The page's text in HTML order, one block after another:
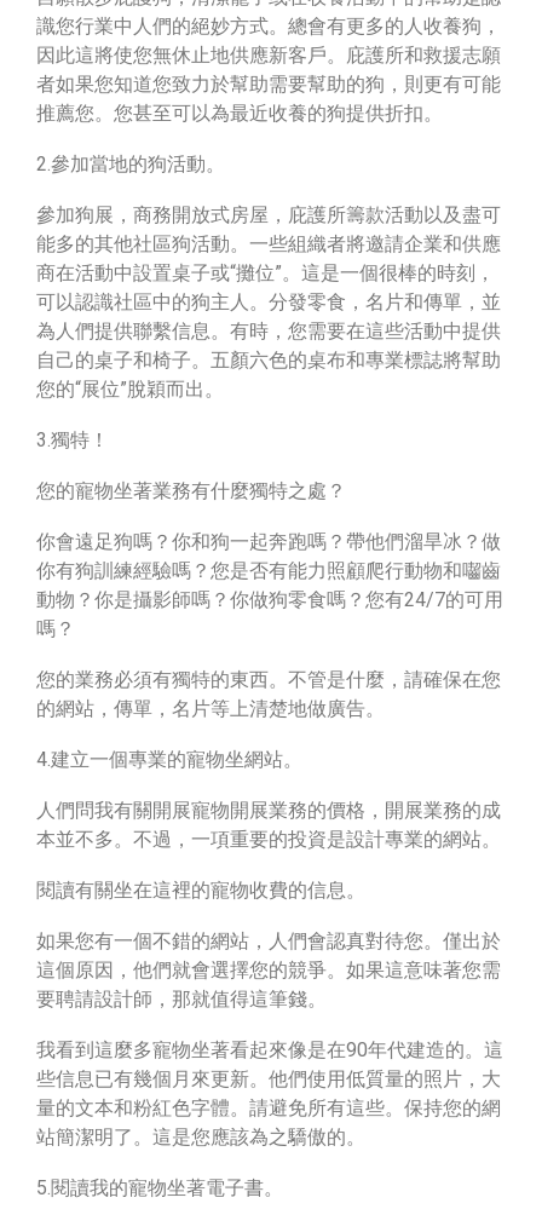
識您行業中人們的絕妙方式。總會有更多的人收養狗，
因此這將使您無休止地供應新客戶。庇護所和救援志願
者如果您知道您致力於幫助需要幫助的狗，則更有可能
推薦您。您甚至可以為最近收養的狗提供折扣。
2.參加當地的狗活動。
參加狗展，商務開放式房屋，庇護所籌款活動以及盡可
能多的其他社區狗活動。一些組織者將邀請企業和供應
商在活動中設置桌子或“攤位”。這是一個很棒的時刻，
可以認識社區中的狗主人。分發零食，名片和傳單，並
為人們提供聯繫信息。有時，您需要在這些活動中提供
自己的桌子和椅子。五顏六色的桌布和專業標誌將幫助
您的“展位”脫穎而出。
3.獨特！
您的寵物坐著業務有什麼獨特之處？
你會遠足狗嗎？你和狗一起奔跑嗎？帶他們溜旱冰？做
你有狗訓練經驗嗎？您是否有能力照顧爬行動物和囓齒
動物？你是攝影師嗎？你做狗零食嗎？您有24/7的可用
嗎？
您的業務必須有獨特的東西。不管是什麼，請確保在您
的網站，傳單，名片等上清楚地做廣告。
4.建立一個專業的寵物坐網站。
人們問我有關開展寵物開展業務的價格，開展業務的成
本並不多。不過，一項重要的投資是設計專業的網站。
閱讀有關坐在這裡的寵物收費的信息。
如果您有一個不錯的網站，人們會認真對待您。僅出於
這個原因，他們就會選擇您的競爭。如果這意味著您需
要聘請設計師，那就值得這筆錢。
我看到這麼多寵物坐著看起來像是在90年代建造的。這
些信息已有幾個月來更新。他們使用低質量的照片，大
量的文本和粉紅色字體。請避免所有這些。保持您的網
站簡潔明了。這是您應該為之驕傲的。
5.閱讀我的寵物坐著電子書。